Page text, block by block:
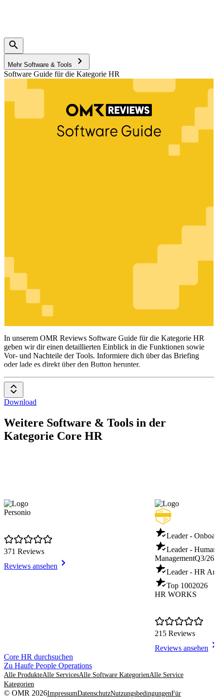
Mehr Software & Tools
Software Guide für die Kategorie HR
HR
In unserem OMR Reviews Software Guide für die Kategorie HR
geben wir dir einen detaillierten Einblick in die Funktionen sowie
Vor- und Nachteile der Tools. Informiere dich über das Briefing
oder lade es direkt über den Button herunter.
Download
Weitere Software & Tools in der
Kategorie Core HR
Personio
371 Reviews
Reviews ansehen
Leader -
Leader -
ManagementQ3/26
Leader - HR
Top 1002026
HR WORKS
215 Reviews
Reviews ansehen
Item
1
of
8
Core HR durchsuchen
Zu Haufe People Operations
Alle ProdukteAlle ServicesAlle Software KategorienAlle Service
Kategorien
© OMR 2026ImpressumDatenschutzNutzungsbedingungenFür